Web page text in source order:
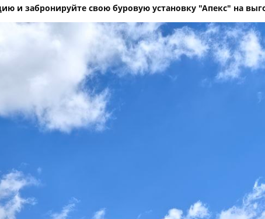
и забронируйте свою буровую установку "Апекс" на